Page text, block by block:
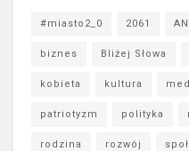
#miasto2_0 2061
biznes Bliżej Słowa
kobieta kultura
patriotyzm polityka
rodzina rozwój